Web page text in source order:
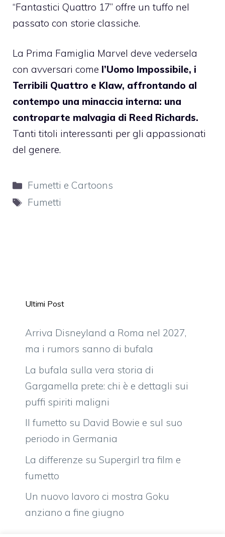
“Fantastici Quattro 17” offre un tuffo nel
passato con storie classiche.
La Prima Famiglia Marvel deve vedersela
con avversari come l’Uomo Impossibile, i
Terribili Quattro e Klaw, affrontando al
contempo una minaccia interna: una
controparte malvagia di Reed Richards.
Tanti titoli interessanti per gli appassionati
del genere.
Categorie
Fumetti e Cartoons
Tag
Fumetti
Ultimi Post
Arriva Disneyland a Roma nel 2027,
ma i rumors sanno di bufala
La bufala sulla vera storia di
Gargamella prete: chi è e dettagli sui
puffi spiriti maligni
Il fumetto su David Bowie e sul suo
periodo in Germania
La differenze su Supergirl tra film e
fumetto
Un nuovo lavoro ci mostra Goku
anziano a fine giugno